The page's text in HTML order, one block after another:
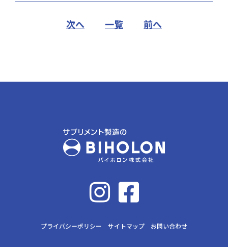
次へ 一覧 前へ
プライバシーポリシー サイトマップ お問い合わせ